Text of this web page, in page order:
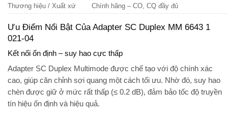
Thương hiệu / Xuất xứ Chính hãng – CO, CQ đầy đủ
Ưu Điểm Nổi Bật Của Adapter SC Duplex MM 6643 1
021-04
Kết nối ổn định – suy hao cực thấp
Adapter SC Duplex Multimode được chế tạo với độ chính xác
cao, giúp căn chỉnh sợi quang một cách tối ưu. Nhờ đó, suy hao
chèn được giữ ở mức rất thấp (≤ 0.2 dB), đảm bảo tốc độ truyền
tín hiệu ổn định và hiệu quả.